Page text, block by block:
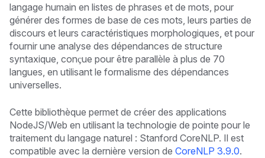
langage humain en listes de phrases et de mots, pour
générer des formes de base de ces mots, leurs parties de
discours et leurs caractéristiques morphologiques, et pour
fournir une analyse des dépendances de structure
syntaxique, conçue pour être parallèle à plus de 70
langues, en utilisant le formalisme des dépendances
universelles.
Cette bibliothèque permet de créer des applications
NodeJS/Web en utilisant la technologie de pointe pour le
traitement du langage naturel : Stanford CoreNLP. Il est
compatible avec la dernière version de CoreNLP 3.9.0.